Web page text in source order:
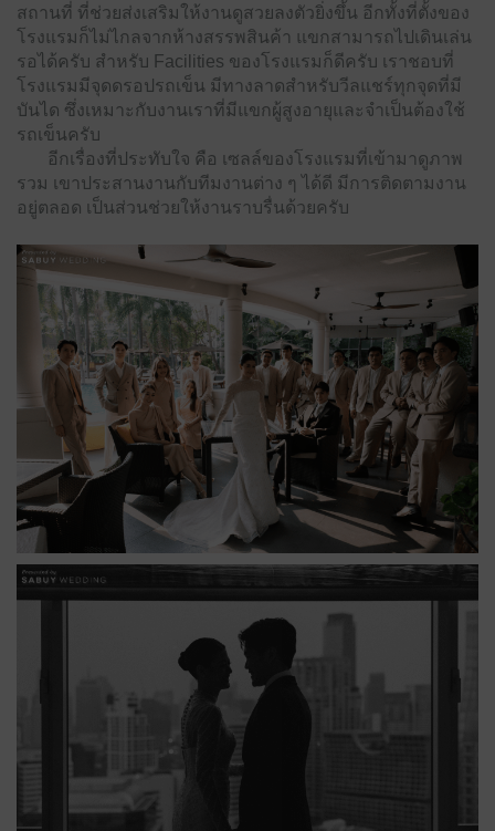
สถานที่ ที่ช่วยส่งเสริมให้งานดูสวยลงตัวยิ่งขึ้น อีกทั้งที่ตั้งของ
โรงแรมก็ไม่ไกลจากห้างสรรพสินค้า แขกสามารถไปเดินเล่น
รอได้ครับ สำหรับ Facilities ของโรงแรมก็ดีครับ เราชอบที่
โรงแรมมีจุดดรอปรถเข็น มีทางลาดสำหรับวีลแชร์ทุกจุดที่มี
บันได ซึ่งเหมาะกับงานเราที่มีแขกผู้สูงอายุและจำเป็นต้องใช้
รถเข็นครับ
อีกเรื่องที่ประทับใจ คือ เซลล์ของโรงแรมที่เข้ามาดูภาพ
รวม เขาประสานงานกับทีมงานต่าง ๆ ได้ดี มีการติดตามงาน
อยู่ตลอด เป็นส่วนช่วยให้งานราบรื่นด้วยครับ